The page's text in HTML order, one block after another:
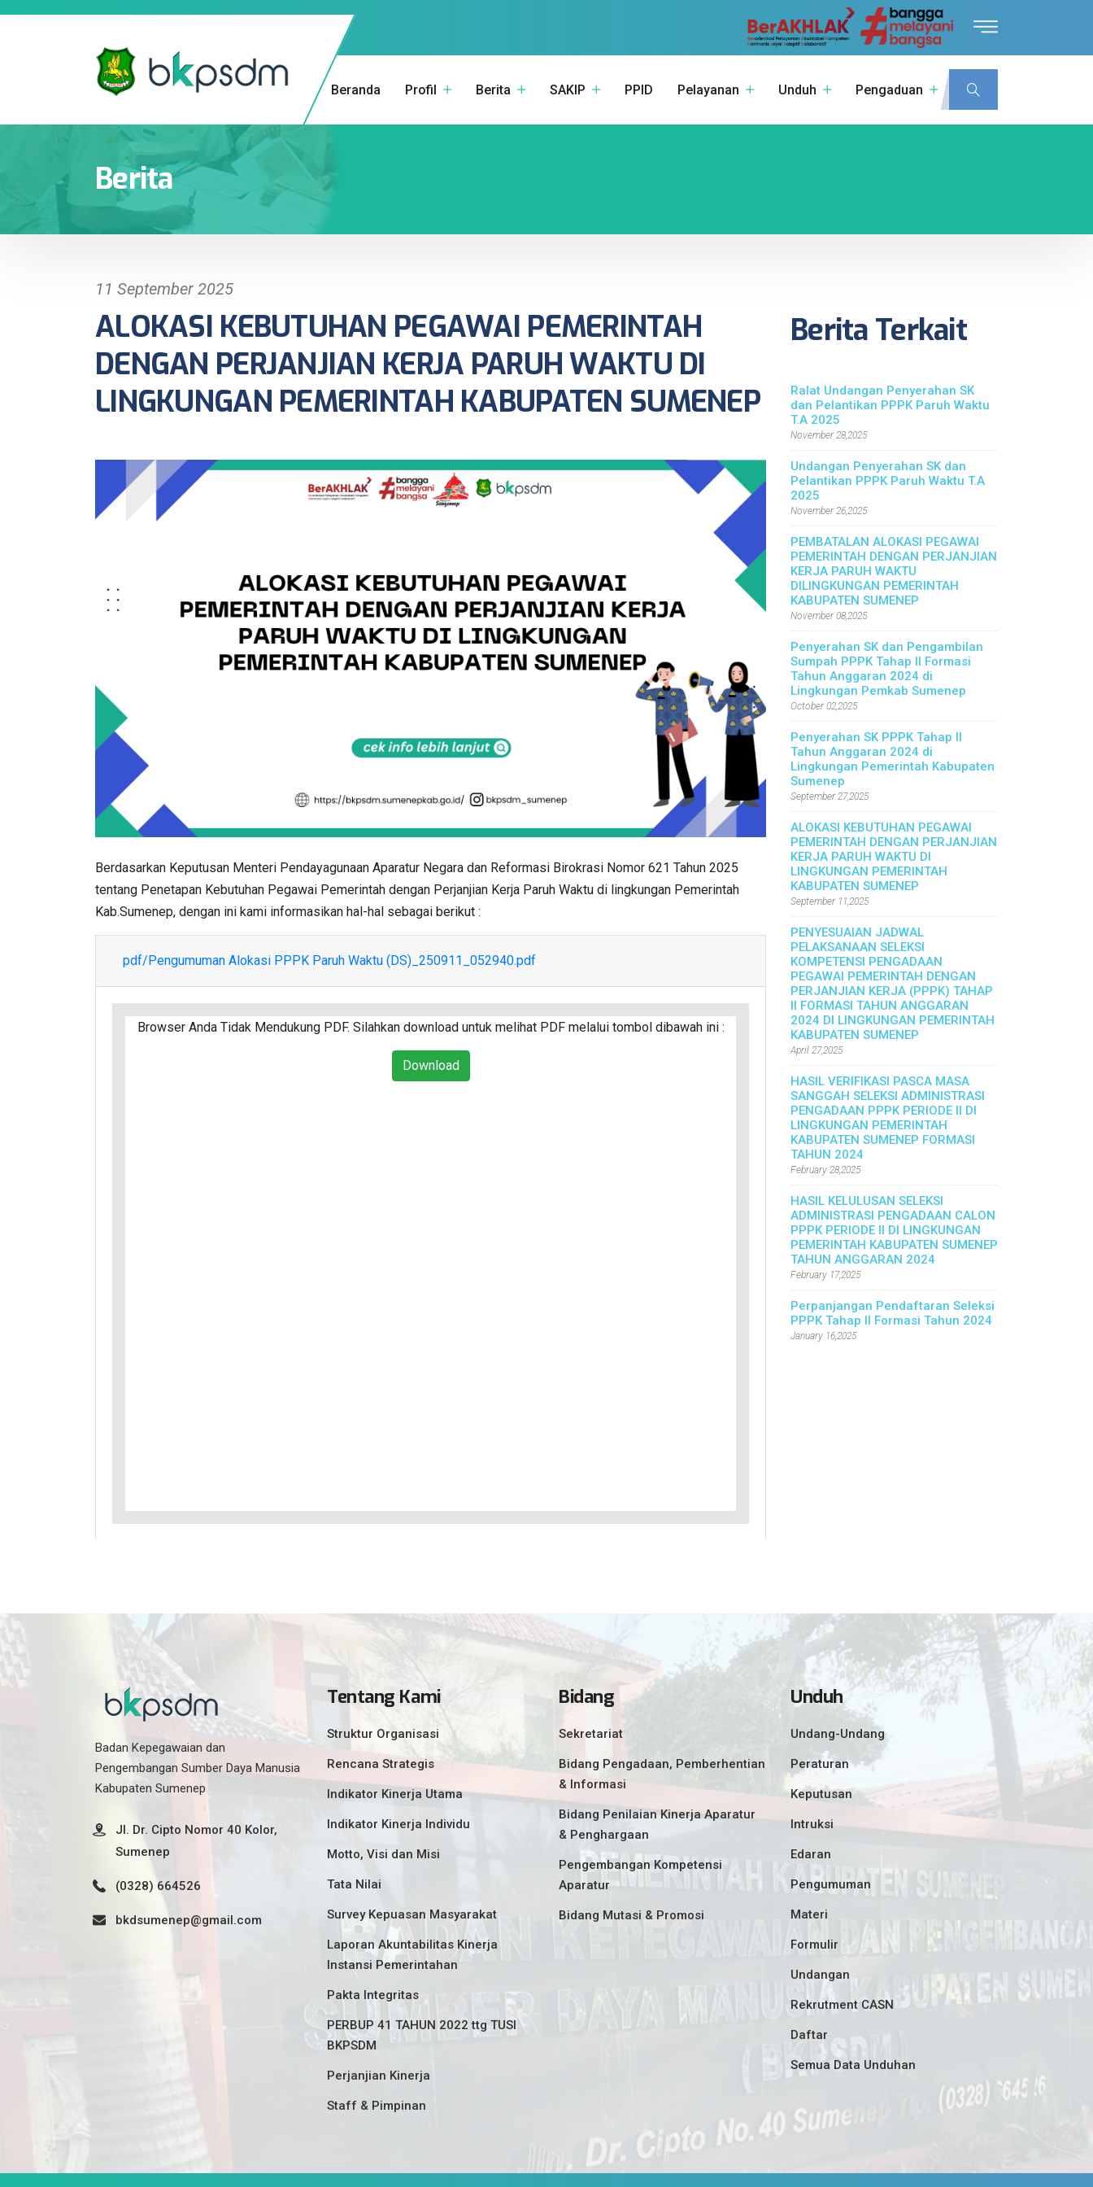
Beranda Profil Berita SAKIP PPID Pelayanan Unduh Pengaduan
Berita
11 September 2025
ALOKASI KEBUTUHAN PEGAWAI PEMERINTAH
DENGAN PERJANJIAN KERJA PARUH WAKTU DI
LINGKUNGAN PEMERINTAH KABUPATEN SUMENEP
Berdasarkan Keputusan Menteri Pendayagunaan Aparatur Negara dan Reformasi Birokrasi Nomor 621 Tahun 2025
tentang Penetapan Kebutuhan Pegawai Pemerintah dengan Perjanjian Kerja Paruh Waktu di lingkungan Pemerintah
Kab.Sumenep, dengan ini kami informasikan hal-hal sebagai berikut :
pdf/Pengumuman Alokasi PPPK Paruh Waktu (DS)_250911_052940.pdf
Browser Anda Tidak Mendukung PDF. Silahkan download untuk melihat PDF melalui tombol dibawah ini :
Download
Berita Terkait
Ralat Undangan Penyerahan SK
dan Pelantikan PPPK Paruh Waktu
T.A 2025
November 28,2025
Undangan Penyerahan SK dan
Pelantikan PPPK Paruh Waktu T.A
2025
November 26,2025
PEMBATALAN ALOKASI PEGAWAI
PEMERINTAH DENGAN PERJANJIAN
KERJA PARUH WAKTU
DILINGKUNGAN PEMERINTAH
KABUPATEN SUMENEP
November 08,2025
Penyerahan SK dan Pengambilan
Sumpah PPPK Tahap II Formasi
Tahun Anggaran 2024 di
Lingkungan Pemkab Sumenep
October 02,2025
Penyerahan SK PPPK Tahap II
Tahun Anggaran 2024 di
Lingkungan Pemerintah Kabupaten
Sumenep
September 27,2025
ALOKASI KEBUTUHAN PEGAWAI
PEMERINTAH DENGAN PERJANJIAN
KERJA PARUH WAKTU DI
LINGKUNGAN PEMERINTAH
KABUPATEN SUMENEP
September 11,2025
PENYESUAIAN JADWAL
PELAKSANAAN SELEKSI
KOMPETENSI PENGADAAN
PEGAWAI PEMERINTAH DENGAN
PERJANJIAN KERJA (PPPK) TAHAP
II FORMASI TAHUN ANGGARAN
2024 DI LINGKUNGAN PEMERINTAH
KABUPATEN SUMENEP
April 27,2025
HASIL VERIFIKASI PASCA MASA
SANGGAH SELEKSI ADMINISTRASI
PENGADAAN PPPK PERIODE II DI
LINGKUNGAN PEMERINTAH
KABUPATEN SUMENEP FORMASI
TAHUN 2024
February 28,2025
HASIL KELULUSAN SELEKSI
ADMINISTRASI PENGADAAN CALON
PPPK PERIODE II DI LINGKUNGAN
PEMERINTAH KABUPATEN SUMENEP
TAHUN ANGGARAN 2024
February 17,2025
Perpanjangan Pendaftaran Seleksi
PPPK Tahap II Formasi Tahun 2024
January 16,2025
Badan Kepegawaian dan
Pengembangan Sumber Daya Manusia
Kabupaten Sumenep
Jl. Dr. Cipto Nomor 40 Kolor,
Sumenep
(0328) 664526
bkdsumenep@gmail.com
Tentang Kami
Struktur Organisasi
Rencana Strategis
Indikator Kinerja Utama
Indikator Kinerja Individu
Motto, Visi dan Misi
Tata Nilai
Survey Kepuasan Masyarakat
Laporan Akuntabilitas Kinerja
Instansi Pemerintahan
Pakta Integritas
PERBUP 41 TAHUN 2022 ttg TUSI
BKPSDM
Perjanjian Kinerja
Staff & Pimpinan
Bidang
Sekretariat
Bidang Pengadaan, Pemberhentian
& Informasi
Bidang Penilaian Kinerja Aparatur
& Penghargaan
Pengembangan Kompetensi
Aparatur
Bidang Mutasi & Promosi
Unduh
Undang-Undang
Peraturan
Keputusan
Intruksi
Edaran
Pengumuman
Materi
Formulir
Undangan
Rekrutment CASN
Daftar
Semua Data Unduhan